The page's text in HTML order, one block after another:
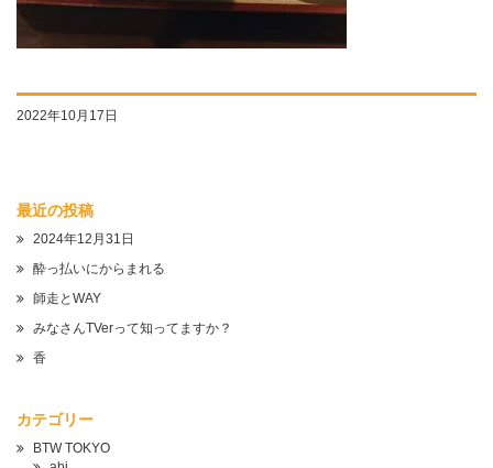
2022年10月17日
最近の投稿
2024年12月31日
酔っ払いにからまれる
師走とWAY
みなさんTVerって知ってますか？
香
カテゴリー
BTW TOKYO